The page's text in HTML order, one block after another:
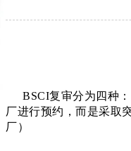
BSCI复审分为四种
厂进行预约，而是采取
厂）